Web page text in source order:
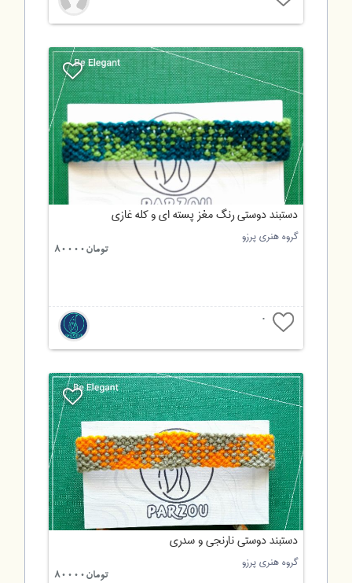
دستبند دوستی رنگ مغز پسته ای و کله غازی
گروه هنری پرزو
تومان80000
0
دستبند دوستی نارنجی و سدری
گروه هنری پرزو
تومان80000